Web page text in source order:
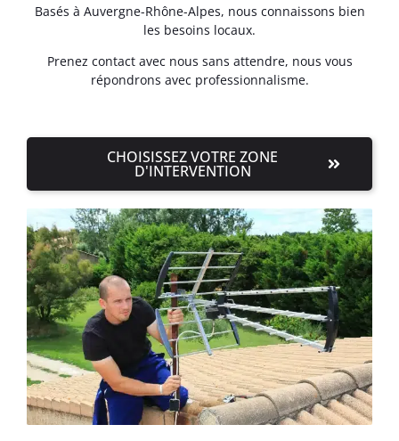
Basés à Auvergne-Rhône-Alpes, nous connaissons bien
les besoins locaux.
Prenez contact avec nous sans attendre, nous vous
répondrons avec professionnalisme.
CHOISISSEZ VOTRE ZONE
D'INTERVENTION